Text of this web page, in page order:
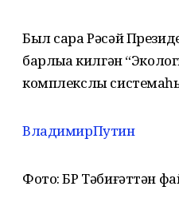
Был сара Рәсәй
барлыҡҡа килгән
комплекслы
ВладимирПутин
Фото: БР Тәбиғәттән